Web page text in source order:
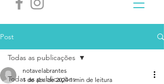
Post
Todas as publicações
Todas as publicações
notavelabrantes
1 de abr. de 2024 1 min de leitura